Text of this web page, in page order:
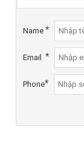
Name *
Email *
Phone*